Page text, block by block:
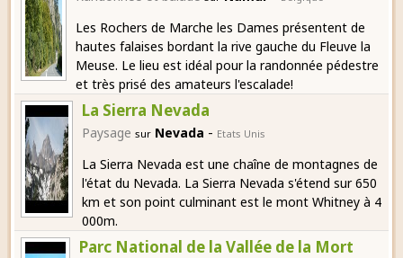
Les Rochers de Marche les Dames présentent de
hautes falaises bordant la rive gauche du Fleuve la
Meuse. Le lieu est idéal pour la randonnée pédestre
et très prisé des amateurs l'escalade!
La Sierra Nevada
Paysage sur Nevada - Etats Unis
La Sierra Nevada est une chaîne de montagnes de
l'état du Nevada. La Sierra Nevada s'étend sur 650
km et son point culminant est le mont Whitney à 4
000m.
Parc National de la Vallée de la Mort